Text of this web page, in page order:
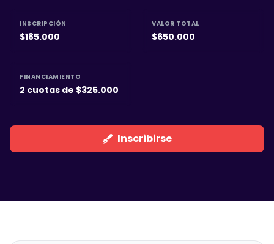
INSCRIPCIÓN
$185.000
VALOR TOTAL
$650.000
FINANCIAMIENTO
2 cuotas de $325.000
Inscribirse